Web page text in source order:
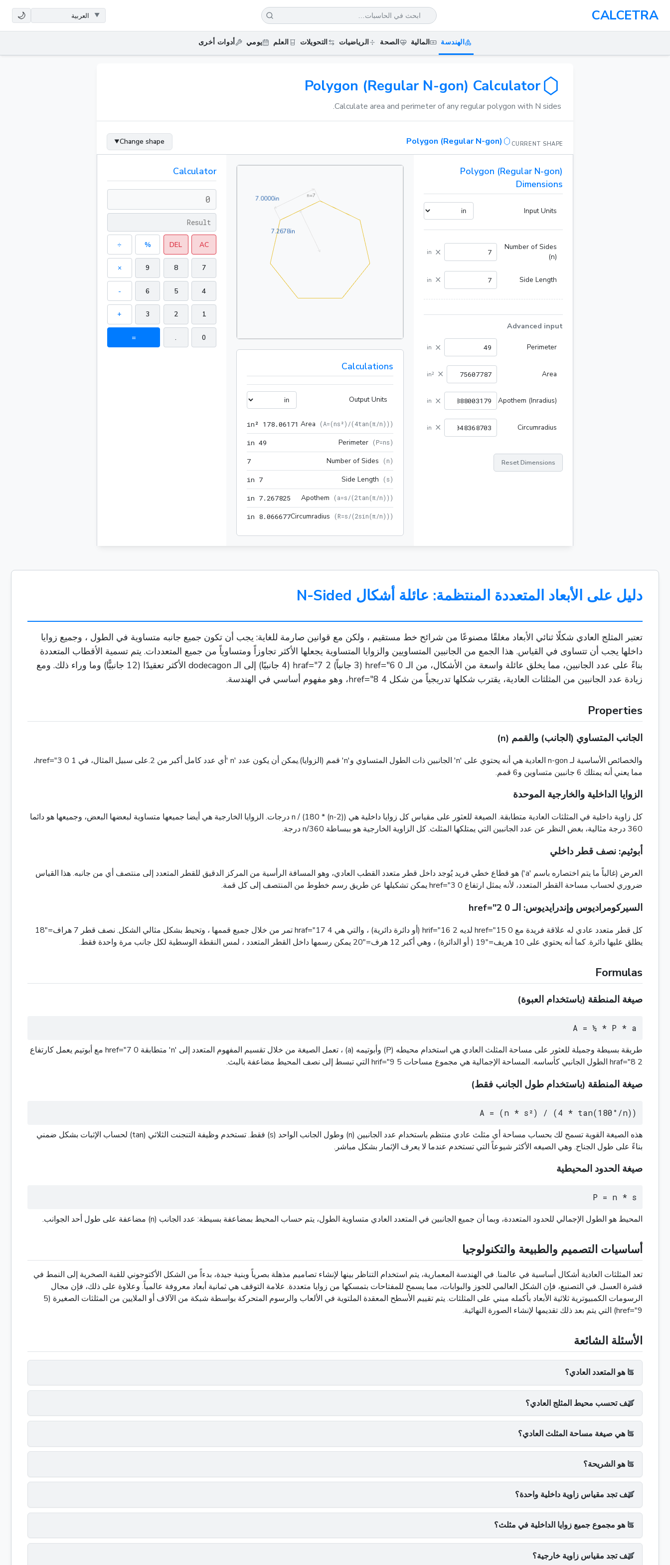
CALCETRA
🌙
الهندسة المالية الصحة الرياضيات التحويلات العلم يومي أدوات أخرى
Polygon (Regular N-gon) Calculator
Calculate area and perimeter of any regular polygon with N sides.
CURRENT SHAPE
Polygon (Regular N-gon)
Change shape
▼
Polygon (Regular N-gon)
Dimensions
Input Units
Number of Sides
(n)
×
in
Side Length
×
in
Advanced input
Perimeter
×
in
Area
×
in²
Apothem (Inradius)
×
in
Circumradius
×
in
Reset Dimensions
7.0000in
7.0000in
7.2678in
7.2678in
n=7
Calculations
Output Units
Area (A=(ns²)/(4tan(π/n)) )
1 78.061 71
Perimeter (P=ns)
49
Number of Sides (n)
7
Side Length (s)
7
Apothem (a=s/(2tan(π/n)) )
7.267825
Circumradius (R=s/(2sin(π/n)) )
8.066677
Calculator
AC
DEL
%
÷
7
8
9
×
4
5
6
-
1
2
3
+
0
.
=
دليل على الأبعاد المتعددة المنتظمة: عائلة أشكال N-Sided
تعتبر المثلج العادي شكلًا ثنائي الأبعاد مغلقًا مصنوعًا من شرائح خط مستقيم ، ولكن مع قوانين صارمة للغاية: يجب أن تكون جميع جانبه متساوية في الطول ، وجميع زوايا
داخلها يجب أن تتساوى في القياس. هذا الجمع من الجانبين المتساويين والزوايا المتساوية يجعلها الأكثر تجاوزاً ومتساوياً من جميع المتعددات. يتم تسمية الأقطاب المتعددة
بناءً على عدد الجانبين، مما يخلق عائلة واسعة من الأشكال، من الـ 0 href="6 (3 جانباً) 2 hraf="7 (4 جانبيًا) إلى الـ dodecagon الأكثر تعقيدًا (12 جانبيًّا) وما وراء ذلك. ومع
زيادة عدد الجانبين من المثلثات العادية، يقترب شكلها تدريجياً من شكل 4 href="8، وهو مفهوم أساسي في الهندسة.
Properties
الجانب المتساوي (الجانب) والقمم (n)
والخصائص الأساسية لـ n-gon العادية هي أنه يحتوي على 'n' الجانبين ذات الطول المتساوي و'n' قمم (الزوايا).يمكن أن يكون عدد 'n 'أي عدد كامل أكبر من 2.على سبيل المثال، في 1 href="3 0،
مما يعني أنه يمتلك 6 جانبين متساوين و6 قمم.
الزوايا الداخلية والخارجية الموحدة
كل زاوية داخلية في المثلثات العادية متطابقة. الصيغة للعثور على مقياس كل زوايا داخلية هي ((n-2) * 180) / n درجات. الزوايا الخارجية هي أيضا جميعها متساوية لبعضها البعض، وجميعها هو دائما
360 درجة مثالية، بغض النظر عن عدد الجانبين التي يمتلكها المثلث. كل الزاوية الخارجية هو ببساطة 360/n درجة.
أبوثيم: نصف قطر داخلي
العرض (غالباً ما يتم اختصاره باسم 'a') هو قطاع خطي فريد يُوجد داخل قطر متعدد القطب العادي، وهو المسافة الرأسية من المركز الدقيق للقطر المتعدد إلى منتصف أي من جانبه. هذا القياس
ضروري لحساب مساحة القطر المتعدد، لأنه يمثل ارتفاع 0 href="3 يمكن تشكيلها عن طريق رسم خطوط من المنتصف إلى كل قمة.
السيركومراديوس وإندرايديوس: الـ 0 href="2
كل قطر متعدد عادي له علاقة فريدة مع 0 href="15 لديه 2 hrif="16 (أو دائرة دائرية) ، والتي هي 4 hraf="17 تمر من خلال جميع قممها ، وتحيط بشكل مثالي الشكل. نصف قطر 7 هراف="18
يطلق عليها دائرة. كما أنه يحتوي على 10 هريف="19 ( أو الدائرة) ، وهي أكبر 12 هرف="20 يمكن رسمها داخل القطر المتعدد ، لمس النقطة الوسطية لكل جانب مرة واحدة فقط.
Formulas
صيغة المنطقة (باستخدام العبوة)
A = ½ * P * a
طريقة بسيطة وجميلة للعثور على مساحة المثلث العادي هي استخدام محيطه (P) وأبوتيمه (a) ، تعمل الصيغة من خلال تقسيم المفهوم المتعدد إلى 'n' متطابقة 0 href="7 مع أبوتيم يعمل كارتفاع
2 hraf="8 الطول الجانبي كأساسه. المساحة الإجمالية هي مجموع مساحات 5 hrif="9 التي تبسط إلى نصف المحيط مضاعفة بالبث.
صيغة المنطقة (باستخدام طول الجانب فقط)
A = (n * s²) / (4 * tan(180°/n))
هذه الصيغة القوية تسمح لك بحساب مساحة أي مثلث عادي منتظم باستخدام عدد الجانبين (n) وطول الجانب الواحد (s) فقط. تستخدم وظيفة التنجنت الثلاثي (tan) لحساب الإثبات بشكل ضمني
بناءً على طول الجناح. وهي الصيغه الأكثر شيوعاً التي تستخدم عندما لا يعرف الإثمار بشكل مباشر.
صيغة الحدود المحيطية
P = n * s
المحيط هو الطول الإجمالي للحدود المتعددة، وبما أن جميع الجانبين في المتعدد العادي متساوية الطول، يتم حساب المحيط بمضاعفة بسيطة: عدد الجانب (n) مضاعفة على طول أحد الجوانب.
أساسيات التصميم والطبيعة والتكنولوجيا
تعد المثلثات العادية أشكال أساسية في عالمنا. في الهندسة المعمارية، يتم استخدام التناظر بينها لإنشاء تصاميم مذهلة بصرياً وبنية جيدة، بدءاً من الشكل الأكتوجوني للقبة الصخرية إلى النمط في
قشرة العسل. في التصنيع، فإن الشكل العالمي للجوز والبوابات، مما يسمح للمفتاحات بتمسكها من زوايا متعددة. علامة التوقف هي ثمانية أبعاد معروفة عالمياً. وعلاوة على ذلك، فإن مجال
الرسومات الكمبيوترية ثلاثية الأبعاد بأكمله مبني على المثلثات. يتم تقييم الأسطح المعقدة الملتوية في الألعاب والرسوم المتحركة بواسطة شبكة من الآلاف أو الملايين من المثلثات الصغيرة (5
href="9) التي يتم بعد ذلك تقديمها لإنشاء الصورة النهائية.
الأسئلة الشائعة
ما هو المتعدد العادي؟
كيف تحسب محيط المثلج العادي؟
ما هي صيغة مساحة المثلث العادي؟
ما هو الشريحة؟
كيف تجد مقياس زاوية داخلية واحدة؟
ما هو مجموع جميع زوايا الداخلية في مثلث؟
كيف تجد مقياس زاوية خارجية؟